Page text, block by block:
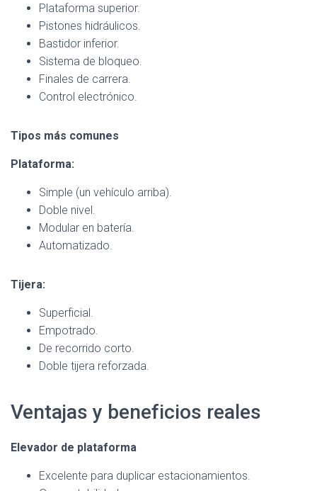
Plataforma superior.
Pistones hidráulicos.
Bastidor inferior.
Sistema de bloqueo.
Finales de carrera.
Control electrónico.
Tipos más comunes
Plataforma:
Simple (un vehículo arriba).
Doble nivel.
Modular en batería.
Automatizado.
Tijera:
Superficial.
Empotrado.
De recorrido corto.
Doble tijera reforzada.
Ventajas y beneficios reales
Elevador de plataforma
Excelente para duplicar estacionamientos.